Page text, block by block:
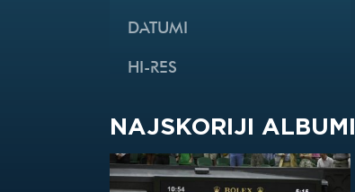
DATUMI
HI-RES
NAJSKORIJI ALBUMI